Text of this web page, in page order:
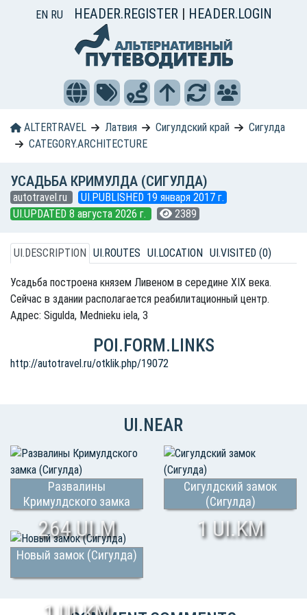
EN RU HEADER.REGISTER | HEADER.LOGIN
ALTERTRAVEL Латвия Сигулдский край
Сигулда
CATEGORY.ARCHITECTURE
УСАДЬБА КРИМУЛДА (СИГУЛДА)
autotravel.ru
UI.PUBLISHED 19 января 2017 г.
UI.UPDATED 8 августа 2026 г.
2389
UI.DESCRIPTION UI.ROUTES UI.LOCATION UI.VISITED (0)
Усадьба построена князем Ливеном в середине XIX века.
Сейчас в здании располагается реабилитационный центр.
Адрес: Sigulda, Mednieku iela, 3
POI.FORM.LINKS
http://autotravel.ru/otklik.php/19072
UI.NEAR
Развалины
Кримулдского замка
264 UI.M
Сигулдский замок
(Сигулда)
1 UI.KM
Новый замок (Сигулда)